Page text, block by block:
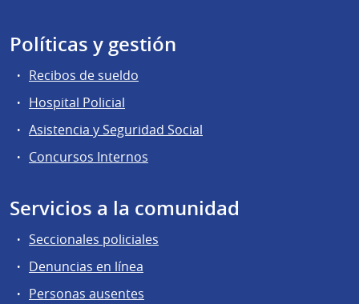
Políticas y gestión
Recibos de sueldo
Hospital Policial
Asistencia y Seguridad Social
Concursos Internos
Servicios a la comunidad
Seccionales policiales
Denuncias en línea
Personas ausentes